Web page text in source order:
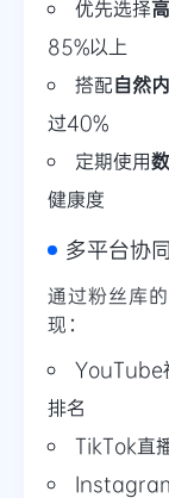
优先选择
85%以上
搭配自然
过40%
定期使用
健康度
多平台协
通过粉丝库的
现：
YouTube
排名
TikTok直